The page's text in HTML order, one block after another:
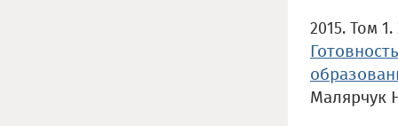
2015. Том
Малярчук